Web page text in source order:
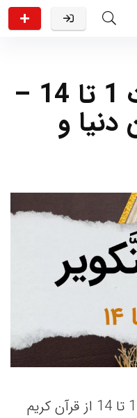
سوره تکویر آیات 1 تا 14 –
دنیا و
در این مقاله، سوره تکویر آیات 1 تا 14 از قرآن کریم